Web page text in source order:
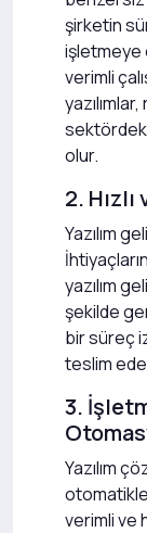
şirketin
işletmeye
verimli
olur.
2.
Yazılım
yazılım
şekilde
bir süreç
teslim
3.
Yazılım
verimli ve